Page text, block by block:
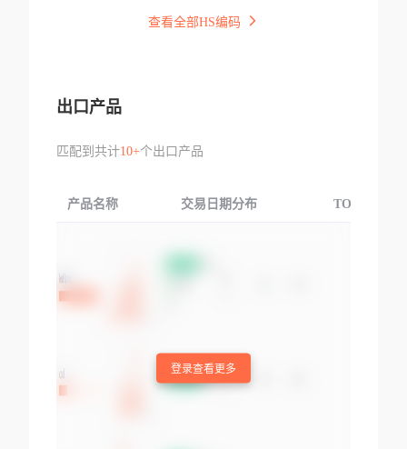
查看全部HS编码
出口产品
匹配到共计10+个出口产品
产品名称 交易日期分布 TOP3交易国
登录查看更多